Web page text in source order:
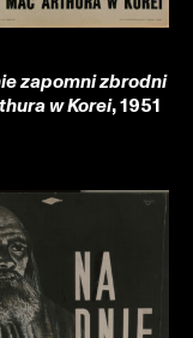
zapomni zbrodni
w Korei, 1951